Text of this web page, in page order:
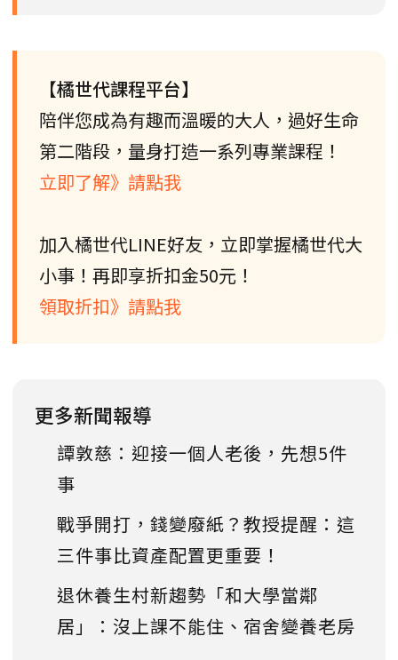
【橘世代課程平台】
陪伴您成為有趣而溫暖的大人，過好生命
第二階段，量身打造一系列專業課程！
立即了解》請點我
加入橘世代LINE好友，立即掌握橘世代大
小事！再即享折扣金50元！
領取折扣》請點我
更多新聞報導
譚敦慈：迎接一個人老後，先想5件
事
戰爭開打，錢變廢紙？教授提醒：這
三件事比資產配置更重要！
退休養生村新趨勢「和大學當鄰
居」：沒上課不能住、宿舍變養老房